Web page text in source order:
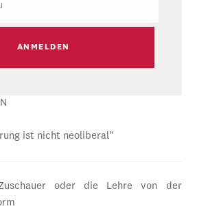
ist nicht neoliberal“
oder die Lehre von der